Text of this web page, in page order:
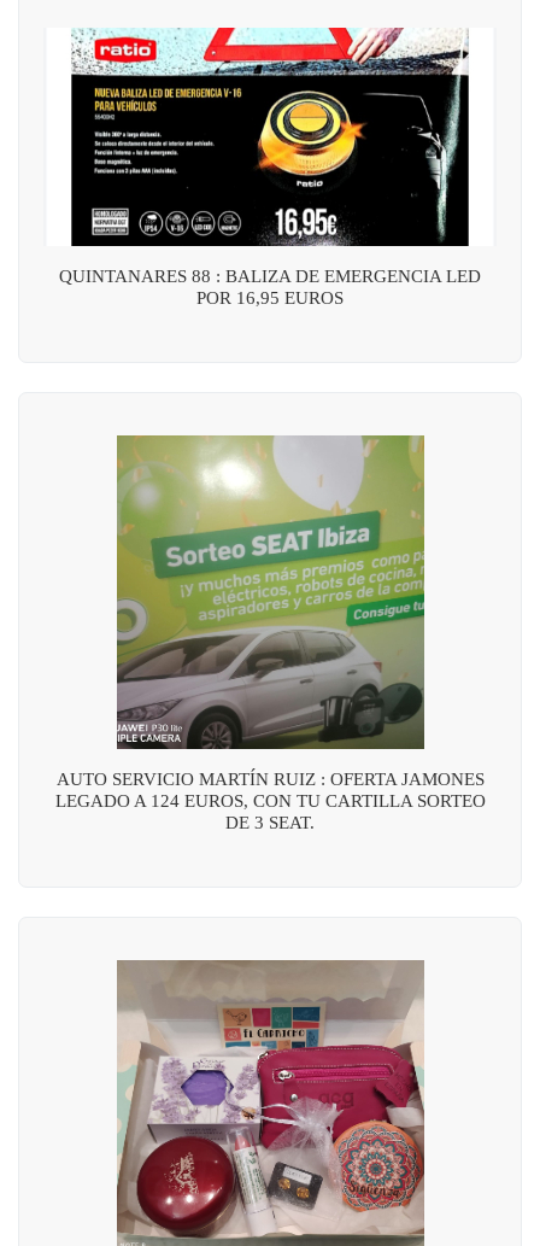
QUINTANARES 88 : BALIZA DE EMERGENCIA LED
POR 16,95 EUROS
AUTO SERVICIO MARTÍN RUIZ : OFERTA JAMONES
LEGADO A 124 EUROS, CON TU CARTILLA SORTEO
DE 3 SEAT.